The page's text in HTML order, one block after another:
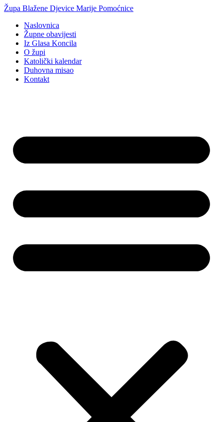
Idi
sadržaj
Župa Blažene Djevice Marije Pomoćnice
Naslovnica
Župne obavijesti
Iz Glasa Koncila
O župi
Katolički kalendar
Duhovna misao
Kontakt